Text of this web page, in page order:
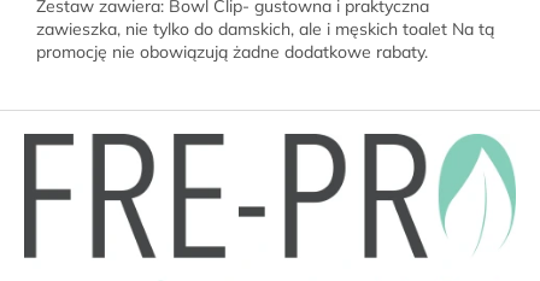
Zestaw zawiera: Bowl Clip- gustowna i praktyczna
zawieszka, nie tylko do damskich, ale i męskich toalet Na tą
promocję nie obowiązują żadne dodatkowe rabaty.